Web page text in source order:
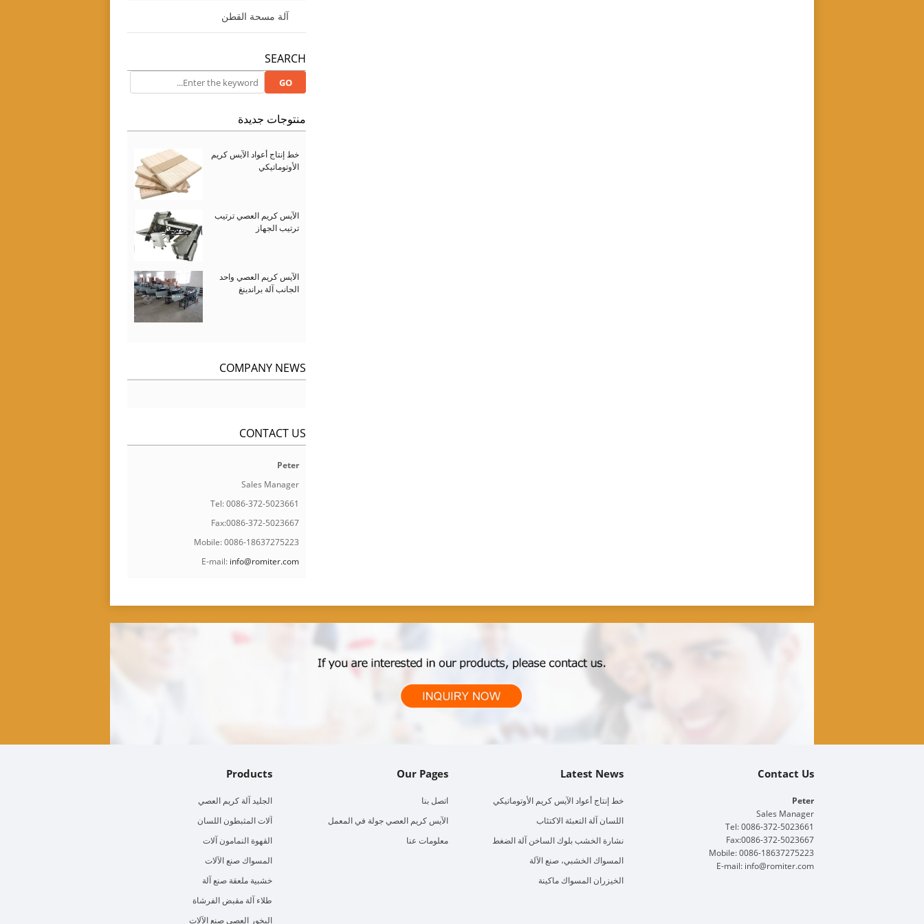
آلة مسحة القطن
SEARCH
منتوجات جديدة
خط إنتاج أعواد الآيس كريم
الأوتوماتيكي
الآيس كريم العصي ترتيب
ترتيب الجهاز
الآيس كريم العصي واحد
الجانب آلة براندينغ
COMPANY NEWS
CONTACT US
Peter
Sales Manager
Tel: 0086-372-5023661
Fax:0086-372-5023667
Mobile: 0086-18637275223
E-mail: info@romiter.com
Products
الجليد آلة كريم العصي
آلات المثبطون اللسان
القهوة النمامون آلات
المسواك صنع الآلات
خشبية ملعقة صنع آلة
طلاء آلة مقبض الفرشاة
البخور العصي صنع الآلات
Our Pages
اتصل بنا
الآيس كريم العصي جولة في المعمل
معلومات عنا
Latest News
خط إنتاج أعواد الآيس كريم الأوتوماتيكي
اللسان آلة التعبئة الاكتئاب
نشارة الخشب بلوك الساخن آلة الضغط
المسواك الخشبي، صنع الآلة
الخيزران المسواك ماكينة
Contact Us
Peter
Sales Manager
Tel: 0086-372-5023661
Fax:0086-372-5023667
Mobile: 0086-18637275223
E-mail: info@romiter.com